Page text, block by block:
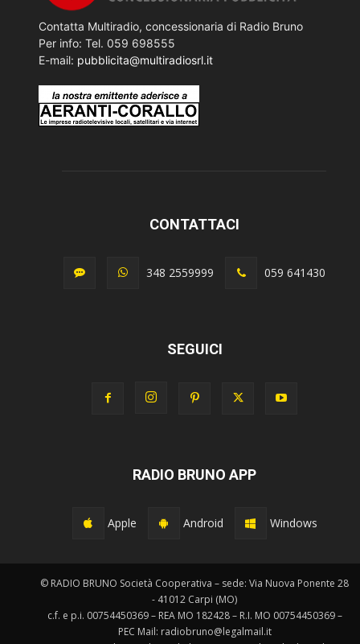
Contatta Multiradio, concessionaria di Radio Bruno
Per info: Tel. 059 698555
E-mail: pubblicita@multiradiosrl.it
CONTATTACI
348 2559999 059 641430
SEGUICI
RADIO BRUNO APP
Apple Android Windows
© RADIO BRUNO Società Cooperativa – sede: Via Nuova Ponente 28
- 41012 Carpi (MO)
c.f. e p.i. 00754450369 – REA MO 182428 – R.I. MO 00754450369 –
PEC Mail: radiobruno@legalmail.it